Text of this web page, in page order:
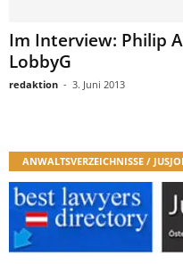
Im Interview: Philip
LobbyG
redaktion - 3. Juni 2013
ANWALTSVERZEICHNISSE /